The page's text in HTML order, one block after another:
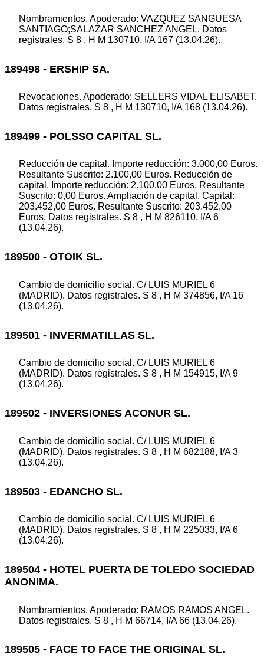
Nombramientos. Apoderado: VAZQUEZ SANGUESA
SANTIAGO;SALAZAR SANCHEZ ANGEL. Datos
registrales. S 8 , H M 130710, I/A 167 (13.04.26).
189498 - ERSHIP SA.
Revocaciones. Apoderado: SELLERS VIDAL ELISABET.
Datos registrales. S 8 , H M 130710, I/A 168 (13.04.26).
189499 - POLSSO CAPITAL SL.
Reducción de capital. Importe reducción: 3.000,00 Euros.
Resultante Suscrito: 2.100,00 Euros. Reducción de
capital. Importe reducción: 2.100,00 Euros. Resultante
Suscrito: 0,00 Euros. Ampliación de capital. Capital:
203.452,00 Euros. Resultante Suscrito: 203.452,00
Euros. Datos registrales. S 8 , H M 826110, I/A 6
(13.04.26).
189500 - OTOIK SL.
Cambio de domicilio social. C/ LUIS MURIEL 6
(MADRID). Datos registrales. S 8 , H M 374856, I/A 16
(13.04.26).
189501 - INVERMATILLAS SL.
Cambio de domicilio social. C/ LUIS MURIEL 6
(MADRID). Datos registrales. S 8 , H M 154915, I/A 9
(13.04.26).
189502 - INVERSIONES ACONUR SL.
Cambio de domicilio social. C/ LUIS MURIEL 6
(MADRID). Datos registrales. S 8 , H M 682188, I/A 3
(13.04.26).
189503 - EDANCHO SL.
Cambio de domicilio social. C/ LUIS MURIEL 6
(MADRID). Datos registrales. S 8 , H M 225033, I/A 6
(13.04.26).
189504 - HOTEL PUERTA DE TOLEDO SOCIEDAD
ANONIMA.
Nombramientos. Apoderado: RAMOS RAMOS ANGEL.
Datos registrales. S 8 , H M 66714, I/A 66 (13.04.26).
189505 - FACE TO FACE THE ORIGINAL SL.